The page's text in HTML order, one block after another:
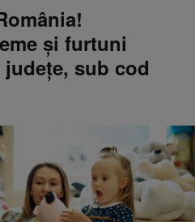
și furtuni
sub cod